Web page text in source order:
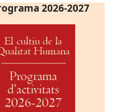
2026-2027